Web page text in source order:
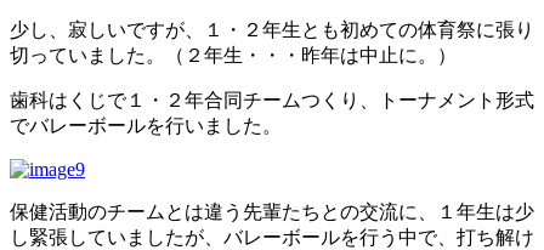
少し、寂しいですが、１・２年生とも初めての体育祭に張り
切っていました。（２年生・・・昨年は中止に。）
歯科はくじで１・２年合同チームつくり、トーナメント形式
でバレーボールを行いました。
保健活動のチームとは違う先輩たちとの交流に、１年生は少
し緊張していましたが、バレーボールを行う中で、打ち解け